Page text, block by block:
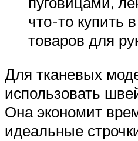
что-то купить
товаров для
Для тканевых
использовать
Она экономит
идеальные